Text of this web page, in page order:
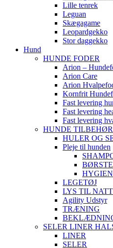
Lille tenrek
Leguan
Skægagame
Leopardgekko
Stor daggekko
Hund
HUNDE FODER
Arion –
Arion Care
Arion
Kornfrit
Fast levering
Fast levering
Fast levering
HUNDE TILBEHØR
HULER OG
Pleje til hunden
LEGETØJ
LYS TIL
Agility Udstyr
TRÆNING
SELER LINER
LINER
SELER